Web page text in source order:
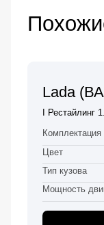
Lada
I Рестайлинг
Комплектация
Цвет
Тип кузова
Мощность